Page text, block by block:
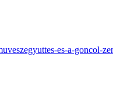
es-a-goncol-